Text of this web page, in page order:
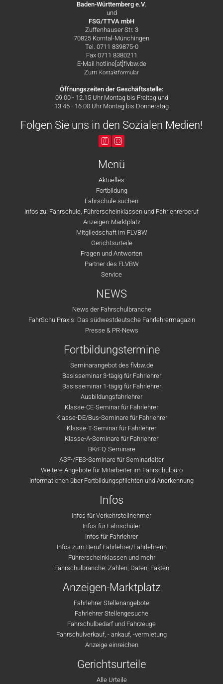
Baden-Württemberg e.V.
und
FSG/TTVA mbH
Zuffenhauser Str. 3
70825 Korntal-Münchingen
Tel. 0711 839875-0
Fax 0711 8380211
E-Mail hotline[at]flvbw.de
Zum Kontaktformular
Öffnungszeiten der Geschäftsstelle:
09.00 - 12.15 Uhr Montag bis Freitag und
13.45 - 16.00 Uhr Montag bis Donnerstag
Folgen Sie uns in den Sozialen Medien!
Menü
Aktuelles
Fortbildung
Fahrschule suchen
Infos zu: Fahrschule, Führerscheinklassen und Fahrlehrerberuf
Anzeigen-Marktplatz
Mitgliedschaft im FLVBW
Gerichtsurteile
Fragen und Antworten
Partner des FLVBW
Service
NEWS
News der Fahrschulbranche
FahrSchulPraxis: Das südwestdeutsche Fahrlehrermagazin
Presse & PR-News
Fortbildungstermine
Seminarangebot des flvbw.de
Basisseminar 3-tägig für Fahrlehrer
Basisseminar 1-tägig für Fahrlehrer
Ausbildungsfahrlehrer
Klasse-CE-Seminar für Fahrlehrer
Klasse-DE/Bus-Seminare für Fahrlehrer
Klasse-T-Seminar für Fahrlehrer
Klasse-A-Seminare für Fahrlehrer
BKrFQ-Seminare
ASF-/FES-Seminare für Seminarleiter
Weitere Angebote für Mitarbeiter im Fahrschulbüro
Informationen über Fortbildungspflichten und Anerkennung
Infos
Infos für Verkehrsteilnehmer
Infos für Fahrschüler
Infos für Fahrlehrer
Infos zum Beruf Fahrlehrer/Fahrlehrerin
Führerscheinklassen und mehr
Fahrschulbranche: Zahlen, Daten, Fakten
Anzeigen-Marktplatz
Fahrlehrer Stellenangebote
Fahrlehrer Stellengesuche
Fahrschulbedarf und Fahrzeuge
Fahrschulverkauf, - ankauf, -vermietung
Anzeige einreichen
Gerichtsurteile
Alle Urteile